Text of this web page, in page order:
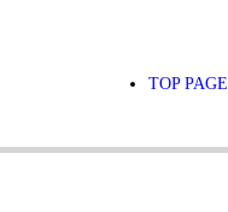
TOP PAGE